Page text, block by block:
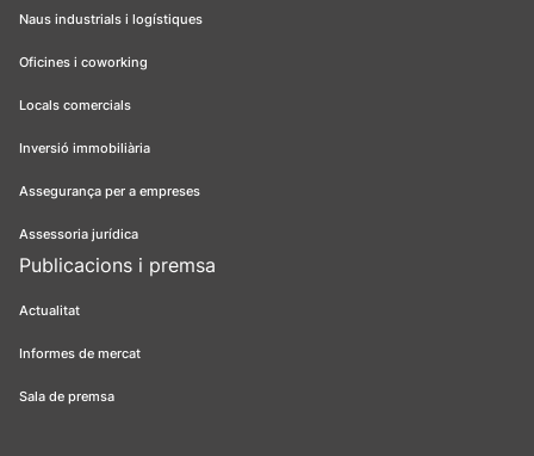
Naus industrials i logístiques
Oficines i coworking
Locals comercials
Inversió immobiliària
Assegurança per a empreses
Assessoria jurídica
Publicacions i premsa
Actualitat
Informes de mercat
Sala de premsa